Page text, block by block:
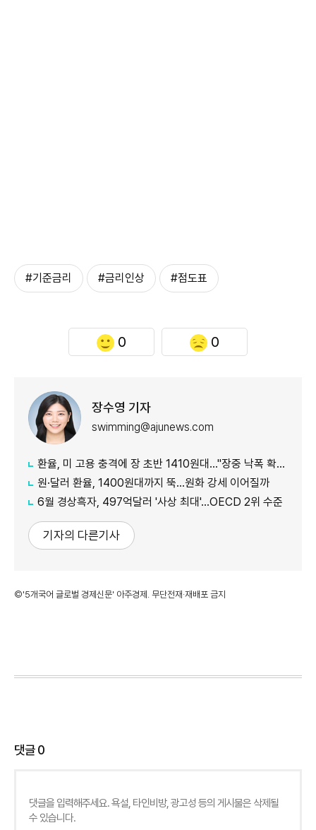
#기준금리 #금리인상 #점도표
0 0
장수영 기자
swimming@ajunews.com
환율, 미 고용 충격에 장 초반 1410원대…"장중 낙폭 확대 전망"
원·달러 환율, 1400원대까지 뚝…원화 강세 이어질까
6월 경상흑자, 497억달러 '사상 최대'…OECD 2위 수준
기자의 다른기사
©'5개국어 글로벌 경제신문' 아주경제. 무단전재·재배포 금지
댓글0